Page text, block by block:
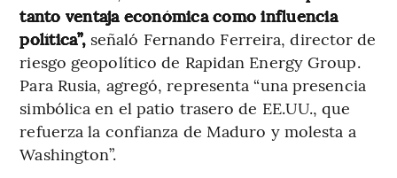
tanto ventaja económica como influencia
política”,señaló Fernando Ferreira, director de
riesgo geopolítico de Rapidan Energy Group.
Para Rusia, agregó, representa “una presencia
simbólica en el patio trasero de EE.UU., que
refuerza la confianza de Maduro y molesta a
Washington”.